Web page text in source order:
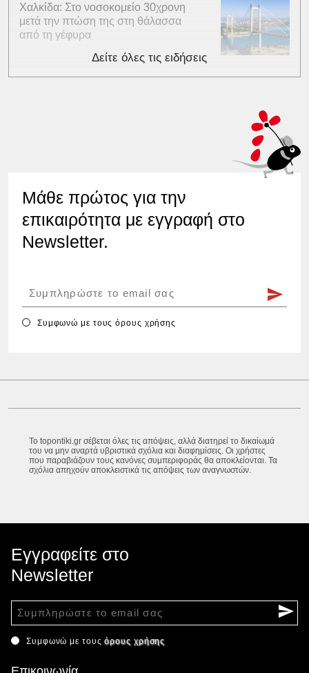
Χαλκίδα: Στο νοσοκομείο 30χρονη
μετά την πτώση της στη θάλασσα
από τη γέφυρα
Δείτε όλες τις ειδήσεις
Μάθε πρώτος για την
επικαιρότητα με εγγραφή στο
Newsletter.
Συμφωνώ με τουςόρους χρήσης
Το topontiki.gr σέβεται όλες τις απόψεις, αλλά διατηρεί το δικαίωμά
του να μην αναρτά υβριστικά σχόλια και διαφημίσεις. Οι χρήστες
που παραβιάζουν τους κανόνες συμπεριφοράς θα αποκλείονται. Τα
σχόλια απηχούν αποκλειστικά τις απόψεις των αναγνωστών.
Εγγραφείτε στο
Newsletter
Συμφωνώ με τουςόρους χρήσης